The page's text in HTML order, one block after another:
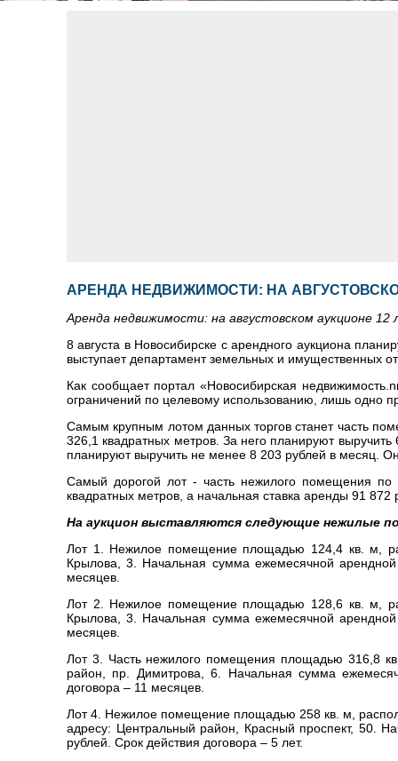
АРЕНДА НЕДВИЖИМОСТИ: НА
Аренда недвижимости: на августовском аукционе 12
8 августа в Новосибирске с арендного аукциона
выступает департамент земельных и имущественных
Как сообщает портал «Новосибирская
ограничений по целевому использованию, лишь одно
Самым крупным лотом данных торгов станет часть
326,1 квадратных метров. За него планируют
планируют выручить не менее 8 203 рублей в месяц.
Самый дорогой лот - часть нежилого помещения
квадратных метров, а начальная ставка аренды 91 872
На аукцион выставляются следующие нежилые
Лот 1. Нежилое помещение площадью 124,4 кв. м,
Крылова, 3. Начальная сумма ежемесячной
месяцев.
Лот 2. Нежилое помещение площадью 128,6 кв. м,
Крылова, 3. Начальная сумма ежемесячной
месяцев.
Лот 3. Часть нежилого помещения площадью 316,8
район, пр. Димитрова, 6. Начальная сумма
договора – 11 месяцев.
Лот 4. Нежилое помещение площадью 258 кв. м,
адресу: Центральный район, Красный проспект, 50.
рублей. Срок действия договора – 5 лет.